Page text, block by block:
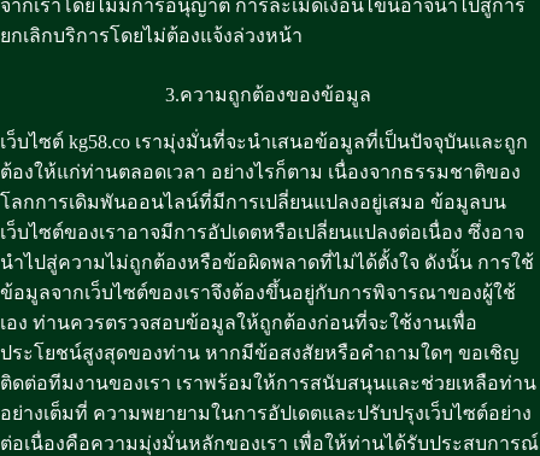
จากเราโดยไม่มีการอนุญาต การละเมิดเงื่อนไขนี้อาจนำไปสู่การ
ยกเลิกบริการโดยไม่ต้องแจ้งล่วงหน้า
3.ความถูกต้องของข้อมูล
เว็บไซต์ kg58.co เรามุ่งมั่นที่จะนำเสนอข้อมูลที่เป็นปัจจุบันและถูก
ต้องให้แก่ท่านตลอดเวลา อย่างไรก็ตาม เนื่องจากธรรมชาติของ
โลกการเดิมพันออนไลน์ที่มีการเปลี่ยนแปลงอยู่เสมอ ข้อมูลบน
เว็บไซต์ของเราอาจมีการอัปเดตหรือเปลี่ยนแปลงต่อเนื่อง ซึ่งอาจ
นำไปสู่ความไม่ถูกต้องหรือข้อผิดพลาดที่ไม่ได้ตั้งใจ ดังนั้น การใช้
ข้อมูลจากเว็บไซต์ของเราจึงต้องขึ้นอยู่กับการพิจารณาของผู้ใช้
เอง ท่านควรตรวจสอบข้อมูลให้ถูกต้องก่อนที่จะใช้งานเพื่อ
ประโยชน์สูงสุดของท่าน หากมีข้อสงสัยหรือคำถามใดๆ ขอเชิญ
ติดต่อทีมงานของเรา เราพร้อมให้การสนับสนุนและช่วยเหลือท่าน
อย่างเต็มที่ ความพยายามในการอัปเดตและปรับปรุงเว็บไซต์อย่าง
ต่อเนื่องคือความมุ่งมั่นหลักของเรา เพื่อให้ท่านได้รับประสบการณ์